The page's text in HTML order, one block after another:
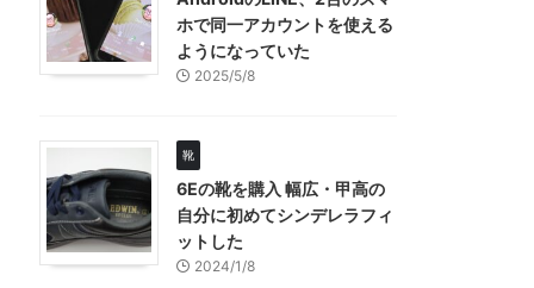
ホで同一アカウントを使える
ようになっていた
2025/5/8
靴
6Eの靴を購入 幅広・甲高の
自分に初めてシンデレラフィ
ットした
2024/1/8